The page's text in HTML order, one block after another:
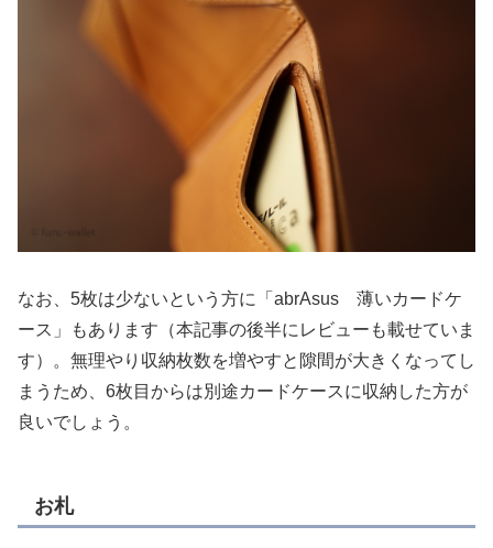
なお、5枚は少ないという方に「abrAsus 薄いカードケ
ース」もあります（本記事の後半にレビューも載せていま
す）。無理やり収納枚数を増やすと隙間が大きくなってし
まうため、6枚目からは別途カードケースに収納した方が
良いでしょう。
お札